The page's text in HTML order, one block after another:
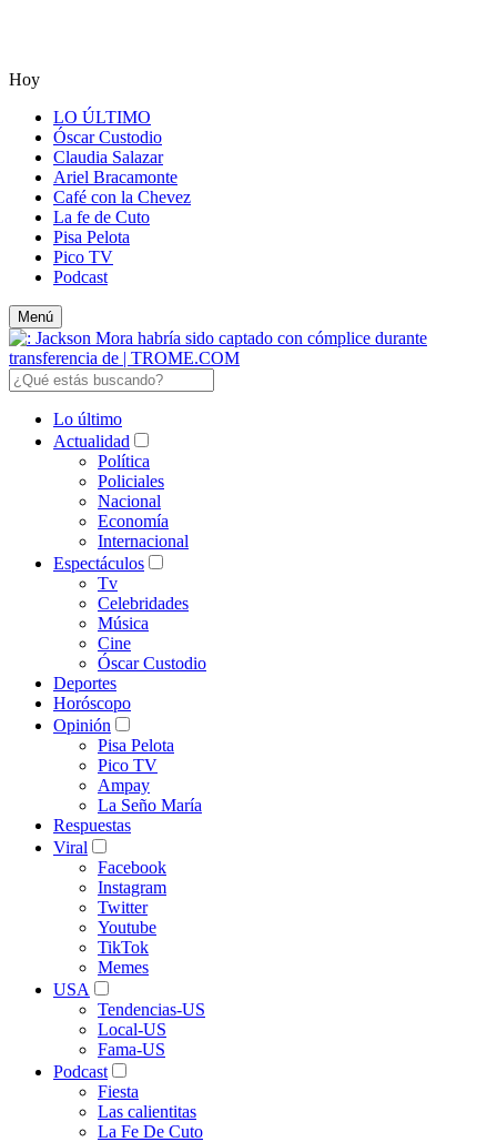
Hoy
LO ÚLTIMO
Óscar Custodio
Claudia Salazar
Ariel Bracamonte
Café con la Chevez
La fe de Cuto
Pisa Pelota
Pico TV
Podcast
Menú
Lo último
Actualidad
Política
Policiales
Nacional
Economía
Internacional
Espectáculos
Tv
Celebridades
Música
Cine
Óscar Custodio
Deportes
Horóscopo
Opinión
Pisa Pelota
Pico TV
Ampay
La Seño María
Respuestas
Viral
Facebook
Instagram
Twitter
Youtube
TikTok
Memes
USA
Tendencias-US
Local-US
Fama-US
Podcast
Fiesta
Las calientitas
La Fe De Cuto